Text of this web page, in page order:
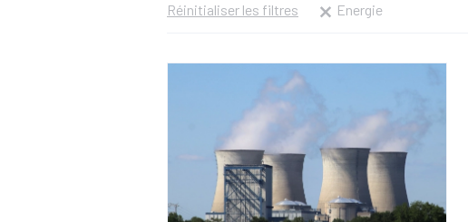
Réinitialiser les filtres Energie